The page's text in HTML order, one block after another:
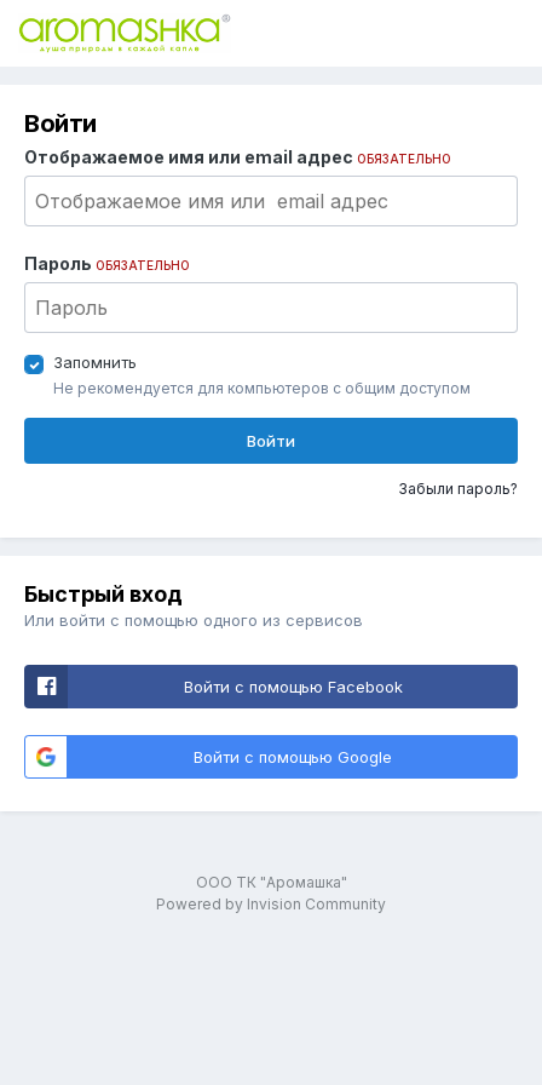
Войти
Отображаемое имя или email адрес ОБЯЗАТЕЛЬНО
Пароль ОБЯЗАТЕЛЬНО
Запомнить
Не рекомендуется для компьютеров с общим доступом
Войти
Забыли пароль?
Быстрый вход
Или войти с помощью одного из сервисов
Войти с помощью Facebook
Войти с помощью Google
ООО ТК "Аромашка"
Powered by Invision Community